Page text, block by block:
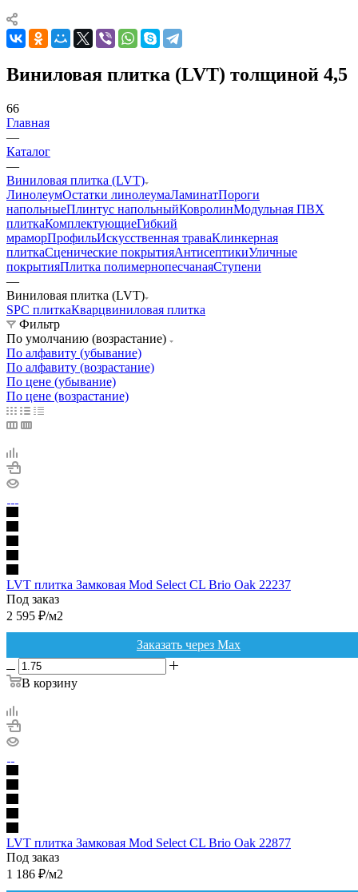
Виниловая плитка (LVT) толщиной 4,5
66
Главная
—
Каталог
—
Виниловая плитка (LVT)
ЛинолеумОстатки линолеумаЛаминатПороги
напольныеПлинтус напольныйКовролинМодульная ПВХ
плиткаКомплектующиеГибкий
мраморПрофильИскусственная траваКлинкерная
плиткаСценические покрытияАнтисептикиУличные
покрытияПлитка полимернопесчанаяСтупени
—
Виниловая плитка (LVT)
SPC плиткаКварцвиниловая плитка
Фильтр
По умолчанию (возрастание)
По алфавиту (убывание)
По алфавиту (возрастание)
По цене (убывание)
По цене (возрастание)
LVT плитка Замковая Mod Select CL Brio Oak 22237
Под заказ
2 595 ₽/м2
Заказать через Max
В корзину
LVT плитка Замковая Mod Select CL Brio Oak 22877
Под заказ
1 186 ₽/м2